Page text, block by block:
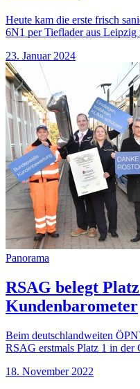
Heute kam die erste frisch
6N1 per Tieflader aus Leipzig
23. Januar 2024
Panorama
RSAG belegt
Kundenbarometer
Beim deutschlandweiten
RSAG erstmals Platz 1 in der
18. November 2022